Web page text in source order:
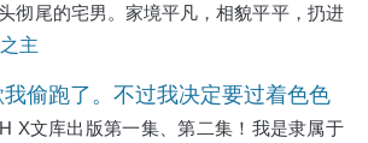
彻尾的宅男。家境平凡，相貌平平，扔进
就找不出来的那种。从小到大的成长轨迹
数不多的朋友打打游戏。青春期的荷尔
主
我偷跑了。不过我决定要过着色色
活。
X文库出版第一集、第二集！我是隶属于